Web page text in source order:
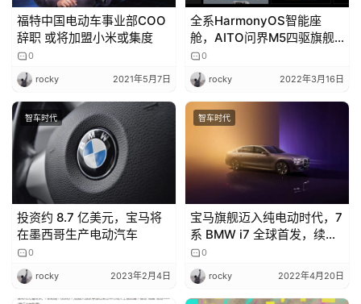
讯
快
报
专
吉
开
T
a
l
福特中国电动车事业部COO
辞职 或将加盟小米或集度
0
rocky 2021年5月7日
全系HarmonyOS智能座
舱，AITO问界M5四驱旗舰
版开启预定，系华为商城最
贵单品
0
rocky 2022年3月16日
智车时代
投资约 8.7 亿美元，宝马将
在墨西哥生产电动汽车
0
rocky 2023年2月4日
智车时代
宝马旗舰迈入纯电动时代，7
系 BMW i7 全球首发，续航
里程超 600 公里
0
rocky 2022年4月20日